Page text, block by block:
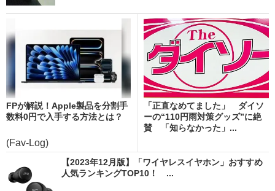
FPが解説！Apple製品を分割手
数料0円で入手する方法とは？
(Fav-Log)
「正直なめてました」 ダイソ
ーの“110円雨対策グッズ”に絶
賛 「知らなかった」...
【2023年12月版】「ワイヤレスイヤホン」おすすめ
人気ランキングTOP10！ ...